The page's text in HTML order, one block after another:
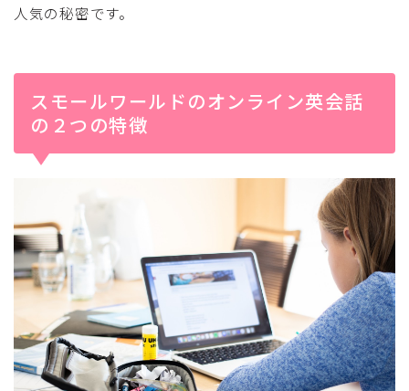
人気の秘密です。
スモールワールドのオンライン英会話
の２つの特徴